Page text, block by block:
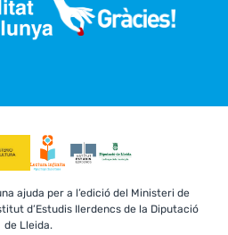
ajuda per a l’edició del Ministeri de
d’Estudis Ilerdencs de la Diputació
de Lleida.